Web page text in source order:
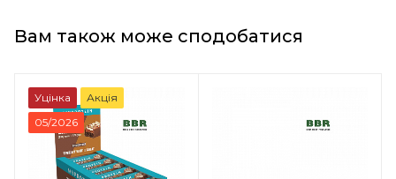
Вам також може сподобатися
Уцінка
Акція
05/2026